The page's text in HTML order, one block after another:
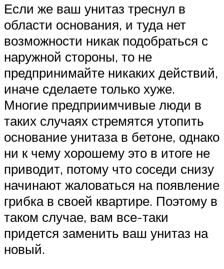
Если же ваш унитаз треснул в
области основания, и туда нет
возможности никак подобраться с
наружной стороны, то не
предпринимайте никаких действий,
иначе сделаете только хуже.
Многие предприимчивые люди в
таких случаях стремятся утопить
основание унитаза в бетоне, однако
ни к чему хорошему это в итоге не
приводит, потому что соседи снизу
начинают жаловаться на появление
грибка в своей квартире. Поэтому в
таком случае, вам все-таки
придется заменить ваш унитаз на
новый.